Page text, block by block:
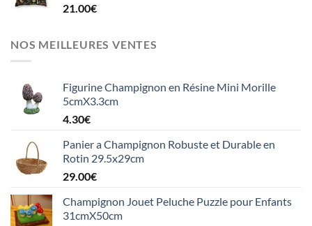
21.00€
NOS MEILLEURES VENTES
Figurine Champignon en Résine Mini Morille
5cmX3.3cm
4.30€
Panier a Champignon Robuste et Durable en
Rotin 29.5x29cm
29.00€
Champignon Jouet Peluche Puzzle pour Enfants
31cmX50cm